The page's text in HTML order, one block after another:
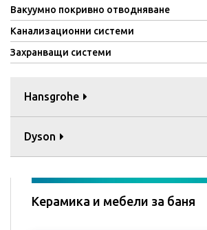
Вакуумно покривно отводняване
Канализационни системи
Захранващи системи
Hansgrohe
Dyson
Керамика и мебели за баня